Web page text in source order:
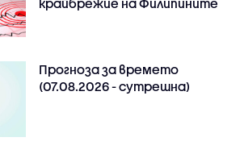
крайбрежие на Филипините
Прогноза за времето
(07.08.2026 - сутрешна)